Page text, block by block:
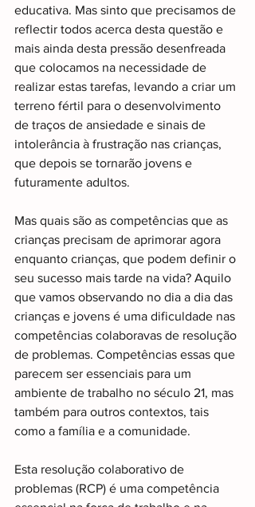
educativa. Mas sinto que precisamos de
reflectir todos acerca desta questão e
mais ainda desta pressão desenfreada
que colocamos na necessidade de
realizar estas tarefas, levando a criar um
terreno fértil para o desenvolvimento
de traços de ansiedade e sinais de
intolerância à frustração nas crianças,
que depois se tornarão jovens e
futuramente adultos.
Mas quais são as competências que as
crianças precisam de aprimorar agora
enquanto crianças, que podem definir o
seu sucesso mais tarde na vida? Aquilo
que vamos observando no dia a dia das
crianças e jovens é uma dificuldade nas
competências colaboravas de resolução
de problemas. Competências essas que
parecem ser essenciais para um
ambiente de trabalho no século 21, mas
também para outros contextos, tais
como a família e a comunidade.
Esta resolução colaborativo de
problemas (RCP) é uma competência